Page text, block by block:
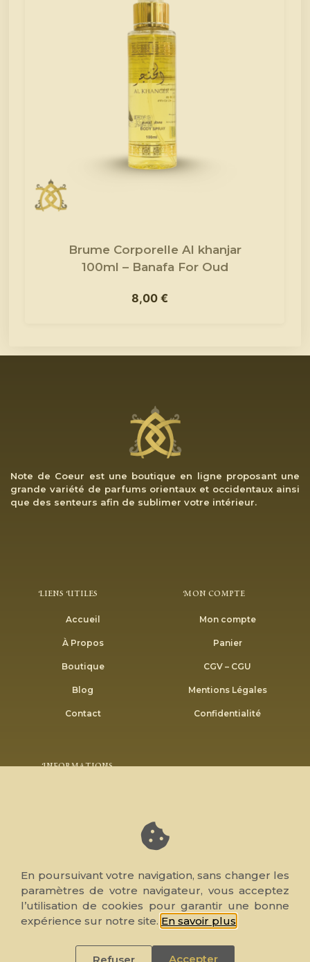
Brume Corporelle Al khanjar
100ml – Banafa For Oud
8,00 €
Note de Coeur est une boutique en ligne proposant une
grande variété de parfums orientaux et occidentaux ainsi
que des senteurs afin de sublimer votre intérieur.
Liens Utiles
Accueil
À Propos
Boutique
Blog
Contact
Mon Compte
Mon compte
Panier
CGV – CGU
Mentions Légales
Confidentialité
Informations
Inscrivez-vous à notre newsletter pour recevoir nos
bons plans et promotions.
© 2026 Note de Cœur, tous droits réservés. Réalisé par
WP4Muslim.
En poursuivant votre navigation, sans changer les
paramètres de votre navigateur, vous acceptez
l’utilisation de cookies pour garantir une bonne
expérience sur notre site. En savoir plus
Accepter